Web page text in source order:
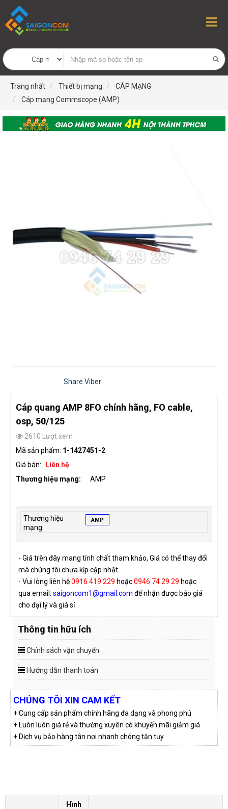
Trang nhất Thiết bị mạng
CÁP MẠNG
Cáp mạng Commscope (AMP)
Share Viber
Cáp quang AMP 8FO chính hãng, FO cable,
osp, 50/125
2610 Lượt xem
Mã sản phẩm: 1-1427451-2
Giá bán:
Liên hệ
Thương hiệu mạng:
AMP
Thương hiệu
mạng
AMP
- Giá trên đây mang tính chất tham khảo, Giá có thể thay đổi
mà chúng tôi chưa kịp cập nhật.
- Vui lòng liên hệ0916 419 229 hoặc0946 74 29 29 hoặc
qua email: saigoncom1@gmail.com để nhận được báo giá
cho đại lý và giá sỉ
Thông tin hữu ích
Chính sách vận chuyển
Hướng dẫn thanh toán
CHÚNG TÔI XIN CAM KẾT
+ Cung cấp sản phẩm chính hãng đa dạng và phong phú
+ Luôn luôn giá rẻ và thường xuyên có khuyến mãi giảm giá
+ Dịch vụ bảo hàng tân nơi nhanh chóng tận tụy
Hình